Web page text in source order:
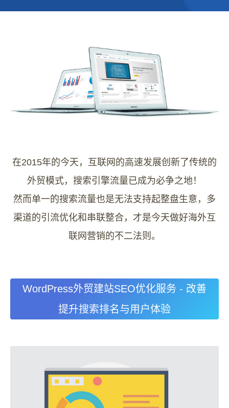
在2015年的今天，互联网的高速发展创新了传统的
外贸模式，搜索引擎流量已成为必争之地！
然而单一的搜索流量也是无法支持起整盘生意，多
渠道的引流优化和串联整合，才是今天做好海外互
联网营销的不二法则。
WordPress外贸建站SEO优化服务 - 改善
提升搜索排名与用户体验